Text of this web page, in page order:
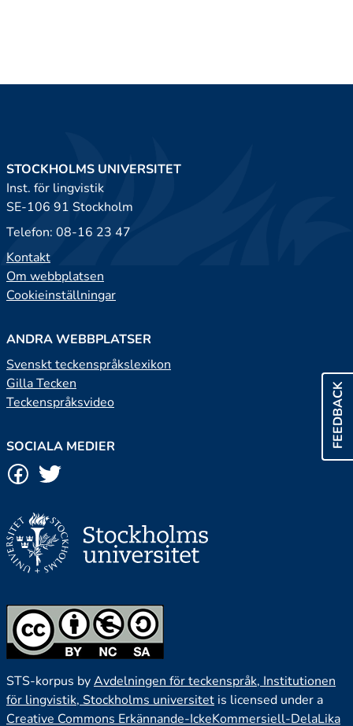
FEEDBACK
STOCKHOLMS UNIVERSITET
Inst. för lingvistik
SE-106 91 Stockholm
Telefon: 08-16 23 47
Kontakt
Om webbplatsen
Cookieinställningar
ANDRA WEBBPLATSER
Svenskt teckenspråkslexikon
Gilla Tecken
Teckenspråksvideo
SOCIALA MEDIER
STS-korpus byAvdelningen för teckenspråk, Institutionen
för lingvistik, Stockholms universitet is licensed under a
Creative Commons Erkännande-IckeKommersiell-DelaLika